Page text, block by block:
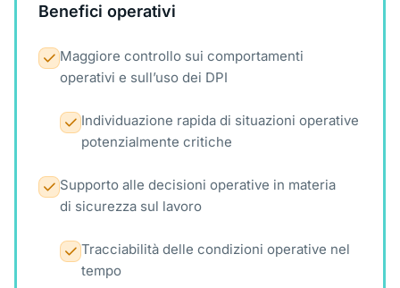
Benefici operativi
Maggiore controllo sui comportamenti
operativi e sull’uso dei DPI
Individuazione rapida di situazioni operative
potenzialmente critiche
Supporto alle decisioni operative in materia
di sicurezza sul lavoro
Tracciabilità delle condizioni operative nel
tempo